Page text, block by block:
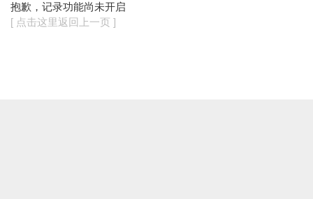
抱歉，记录功能尚未开启
[ 点击这里返回上一页 ]